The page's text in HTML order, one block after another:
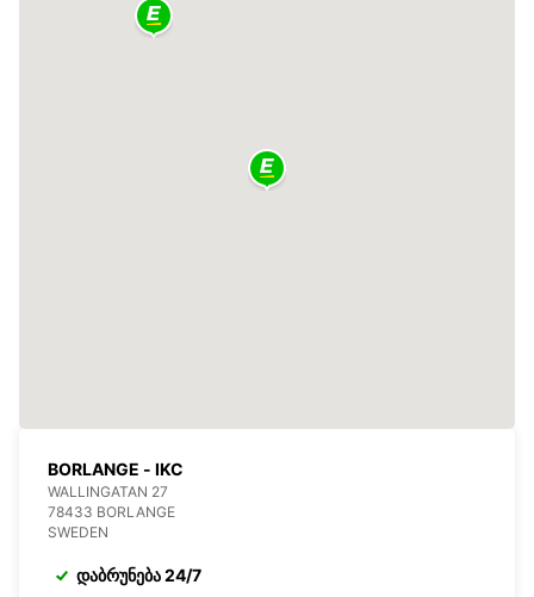
BORLANGE - IKC
WALLINGATAN 27
78433 BORLANGE
SWEDEN
დაბრუნება 24/7